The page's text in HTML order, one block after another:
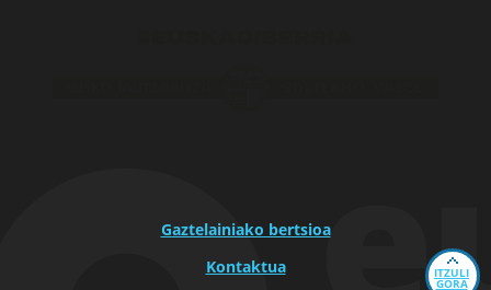
Gaztelainiako bertsioa
Kontaktua
ITZULI
GORA